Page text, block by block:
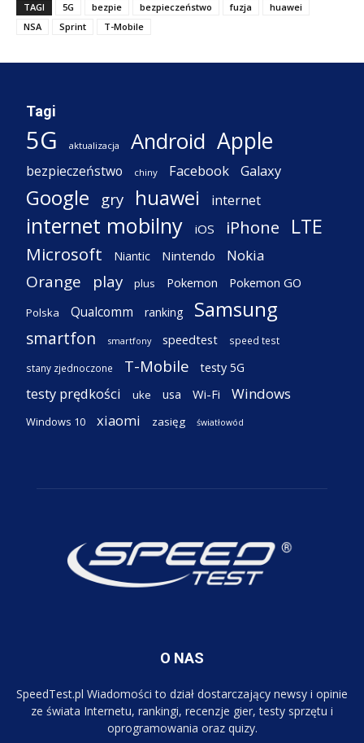
TAGI 5G bezpie bezpieczeństwo fuzja
huawei
NSA
Sprint T-Mobile
Tagi
5G aktualizacja Android Apple
bezpieczeństwo chiny Facebook Galaxy
Google gry huawei internet
internet mobilny iOS iPhone LTE
Microsoft Niantic Nintendo Nokia
Orange play plus Pokemon Pokemon GO
Polska Qualcomm ranking Samsung
smartfon smartfony speedtest speed test
stany zjednoczone T-Mobile testy 5G
testy prędkości uke usa Wi-Fi Windows
Windows 10 xiaomi zasięg światłowód
O NAS
SpeedTest.pl Wiadomości to dział dostarczający newsy i opinie
ze świata Internetu, rankingi, recenzje gier, testy sprzętu i
oprogramowania oraz quizy.